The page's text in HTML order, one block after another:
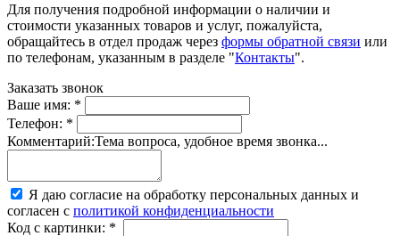
Для получения подробной информации о наличии и
стоимости указанных товаров и услуг, пожалуйста,
обращайтесь в отдел продаж через формы обратной связи или
по телефонам, указанным в разделе "Контакты".
Заказать звонок
Ваше имя: *
Телефон: *
Комментарий:Тема вопроса, удобное время звонка...
Я даю согласие на обработку персональных данных и
согласен с политикой конфиденциальности
Код с картинки: *